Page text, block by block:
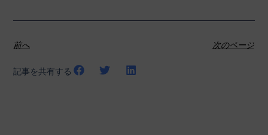
前へ 次のページ
記事を共有する